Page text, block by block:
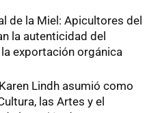
de la Miel: Apicultores del
la autenticidad del
exportación orgánica
Lindh asumió como
las Artes y el